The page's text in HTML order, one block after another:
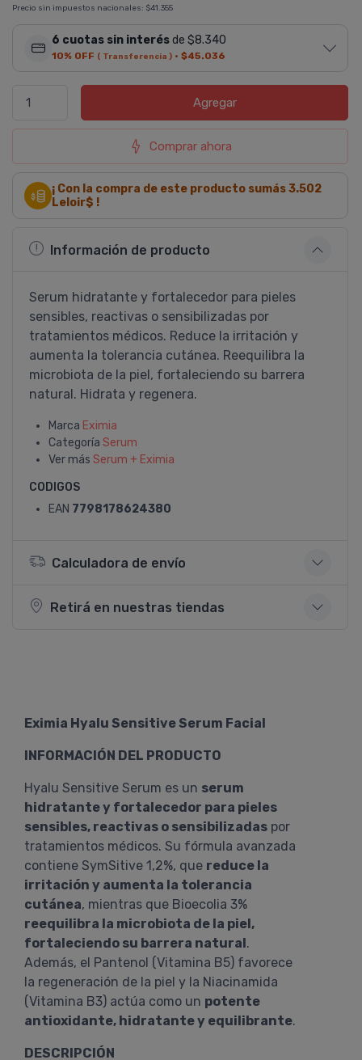
Precio sin impuestos nacionales: $41.355
6 cuotas sin interésde $8.340
10% OFF ( Transferencia ) · $45.036
Agregar
Comprar ahora
¡ Con la compra de este producto sumás3.502
Leloir$ !
Información de producto
Serum hidratante y fortalecedor para pieles
sensibles, reactivas o sensibilizadas por
tratamientos médicos. Reduce la irritación y
aumenta la tolerancia cutánea. Reequilibra la
microbiota de la piel, fortaleciendo su barrera
natural. Hidrata y regenera.
Marca Eximia
Categoría Serum
Ver más Serum + Eximia
CODIGOS
EAN 7798178624380
Calculadora de envío
Retirá en nuestras tiendas
Eximia Hyalu Sensitive Serum Facial
INFORMACIÓN DEL PRODUCTO
Hyalu Sensitive Serum es un serum
hidratante y fortalecedor para pieles
sensibles, reactivas o sensibilizadas por
tratamientos médicos. Su fórmula avanzada
contiene SymSitive 1,2%, que reduce la
irritación y aumenta la tolerancia
cutánea, mientras que Bioecolia 3%
reequilibra la microbiota de la piel,
fortaleciendo su barrera natural.
Además, el Pantenol (Vitamina B5) favorece
la regeneración de la piel y la Niacinamida
(Vitamina B3) actúa como un potente
antioxidante, hidratante y equilibrante.
DESCRIPCIÓN